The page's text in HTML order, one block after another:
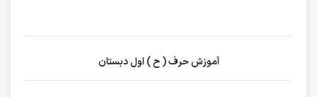
آموزش حرف ( ح ) اول دبستان